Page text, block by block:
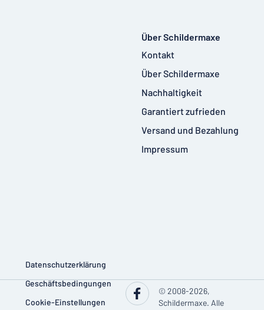
Über Schildermaxe
Kontakt
Über Schildermaxe
Nachhaltigkeit
Garantiert zufrieden
Versand und Bezahlung
Impressum
Datenschutzerklärung
Geschäftsbedingungen
Cookie-Einstellungen
© 2008-2026,
Schildermaxe. Alle